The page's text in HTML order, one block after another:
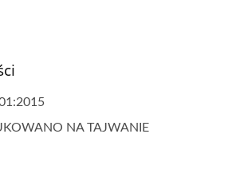
NA TAJWANIE